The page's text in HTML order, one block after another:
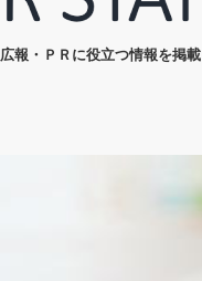
広報・ＰＲに役立つ情報を掲載